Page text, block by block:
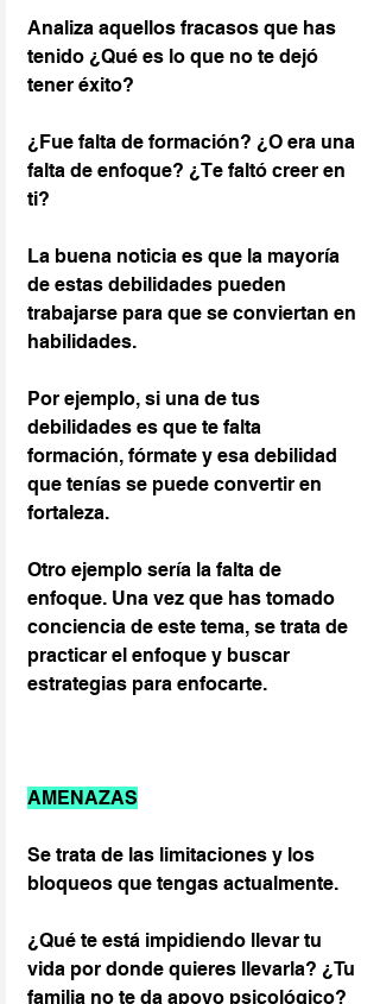
Analiza aquellos fracasos que has
tenido ¿Qué es lo que no te dejó
tener éxito?
¿Fue falta de formación? ¿O era una
falta de enfoque? ¿Te faltó creer en
ti?
La buena noticia es que la mayoría
de estas debilidades pueden
trabajarse para que se conviertan en
habilidades.
Por ejemplo, si una de tus
debilidades es que te falta
formación, fórmate y esa debilidad
que tenías se puede convertir en
fortaleza.
Otro ejemplo sería la falta de
enfoque. Una vez que has tomado
conciencia de este tema, se trata de
practicar el enfoque y buscar
estrategias para enfocarte.
AMENAZAS
Se trata de las limitaciones y los
bloqueos que tengas actualmente.
¿Qué te está impidiendo llevar tu
vida por donde quieres llevarla? ¿Tu
familia no te da apoyo psicológico?